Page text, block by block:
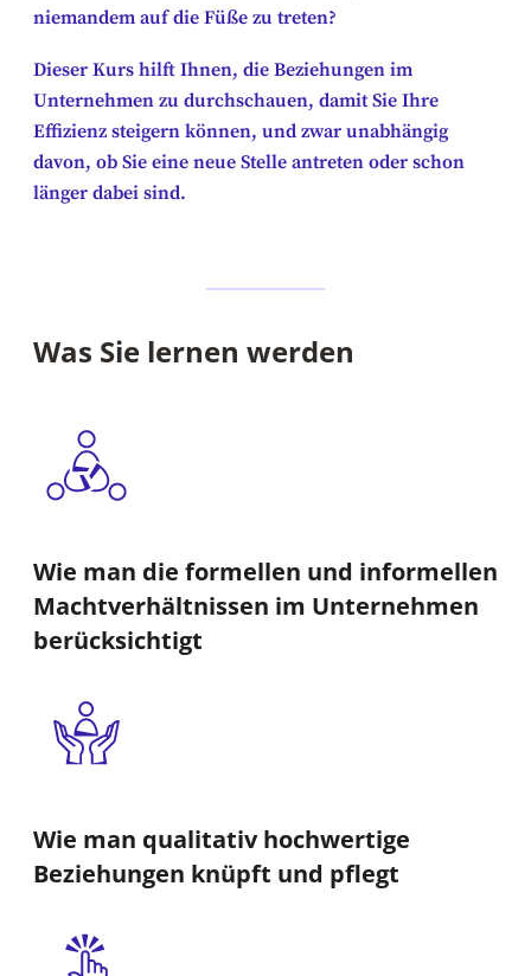
niemandem auf die Füße zu treten?
Dieser Kurs hilft Ihnen, die Beziehungen im
Unternehmen zu durchschauen, damit Sie Ihre
Effizienz steigern können, und zwar unabhängig
davon, ob Sie eine neue Stelle antreten oder schon
länger dabei sind.
Was Sie lernen werden
Wie man die formellen und informellen
Machtverhältnissen im Unternehmen
berücksichtigt
Wie man qualitativ hochwertige
Beziehungen knüpft und pflegt